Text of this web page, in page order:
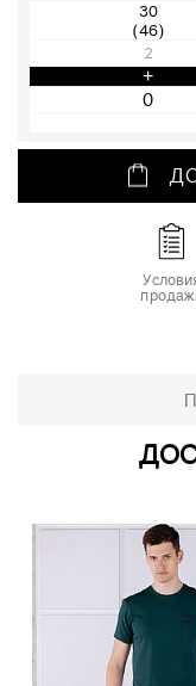
30
(46)
2
+